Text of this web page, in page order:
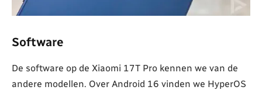
Software
De software op de Xiaomi 17T Pro kennen we van de
andere modellen. Over Android 16 vinden we HyperOS